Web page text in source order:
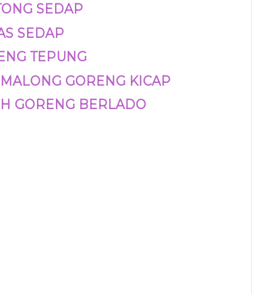
SEDAP
SEDAP
TEPUNG
GORENG KICAP
GORENG BERLADO